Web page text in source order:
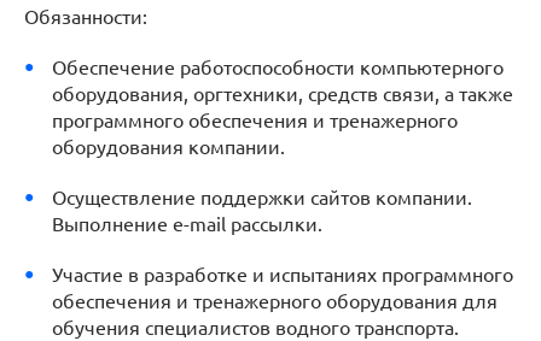
Обязанности:
Обеспечение работоспособности компьютерного
оборудования, оргтехники, средств связи, а также
программного обеспечения и тренажерного
оборудования компании.
Осуществление поддержки сайтов компании.
Выполнение e-mail рассылки.
Участие в разработке и испытаниях программного
обеспечения и тренажерного оборудования для
обучения специалистов водного транспорта.